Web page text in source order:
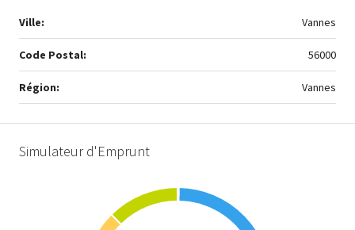
Ville: Vannes
Code Postal: 56000
Région: Vannes
Simulateur d'Emprunt